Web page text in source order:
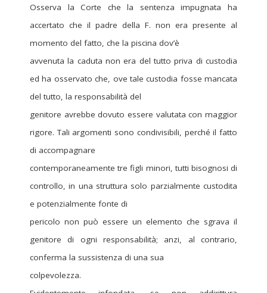
Osserva la Corte che la sentenza impugnata ha
accertato che il padre della F. non era presente al
momento del fatto, che la piscina dov’è
avvenuta la caduta non era del tutto priva di custodia
ed ha osservato che, ove tale custodia fosse mancata
del tutto, la responsabilità del
genitore avrebbe dovuto essere valutata con maggior
rigore. Tali argomenti sono condivisibili, perché il fatto
di accompagnare
contemporaneamente tre figli minori, tutti bisognosi di
controllo, in una struttura solo parzialmente custodita
e potenzialmente fonte di
pericolo non può essere un elemento che sgrava il
genitore di ogni responsabilità; anzi, al contrario,
conferma la sussistenza di una sua
colpevolezza.